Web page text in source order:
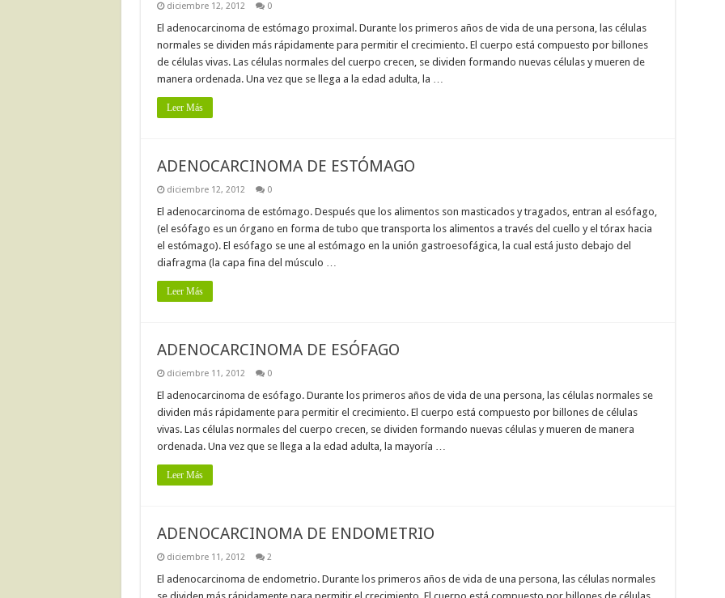
diciembre 12, 2012 0
El adenocarcinoma de estómago proximal. Durante los primeros años de vida de una persona, las células
normales se dividen más rápidamente para permitir el crecimiento. El cuerpo está compuesto por billones
de células vivas. Las células normales del cuerpo crecen, se dividen formando nuevas células y mueren de
manera ordenada. Una vez que se llega a la edad adulta, la …
Leer Más
ADENOCARCINOMA DE ESTÓMAGO
diciembre 12, 2012 0
El adenocarcinoma de estómago. Después que los alimentos son masticados y tragados, entran al esófago,
(el esófago es un órgano en forma de tubo que transporta los alimentos a través del cuello y el tórax hacia
el estómago). El esófago se une al estómago en la unión gastroesofágica, la cual está justo debajo del
diafragma (la capa fina del músculo …
Leer Más
ADENOCARCINOMA DE ESÓFAGO
diciembre 11, 2012 0
El adenocarcinoma de esófago. Durante los primeros años de vida de una persona, las células normales se
dividen más rápidamente para permitir el crecimiento. El cuerpo está compuesto por billones de células
vivas. Las células normales del cuerpo crecen, se dividen formando nuevas células y mueren de manera
ordenada. Una vez que se llega a la edad adulta, la mayoría …
Leer Más
ADENOCARCINOMA DE ENDOMETRIO
diciembre 11, 2012 2
El adenocarcinoma de endometrio. Durante los primeros años de vida de una persona, las células normales